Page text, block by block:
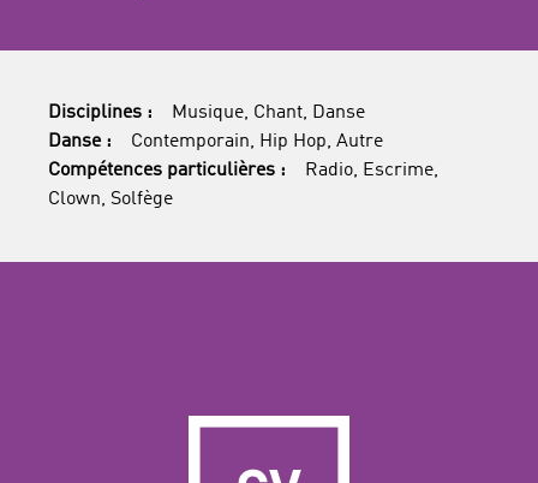
Disciplines :
Musique, Chant, Danse
Danse :
Contemporain, Hip Hop, Autre
Compétences particulières :
Radio, Escrime,
Clown, Solfège